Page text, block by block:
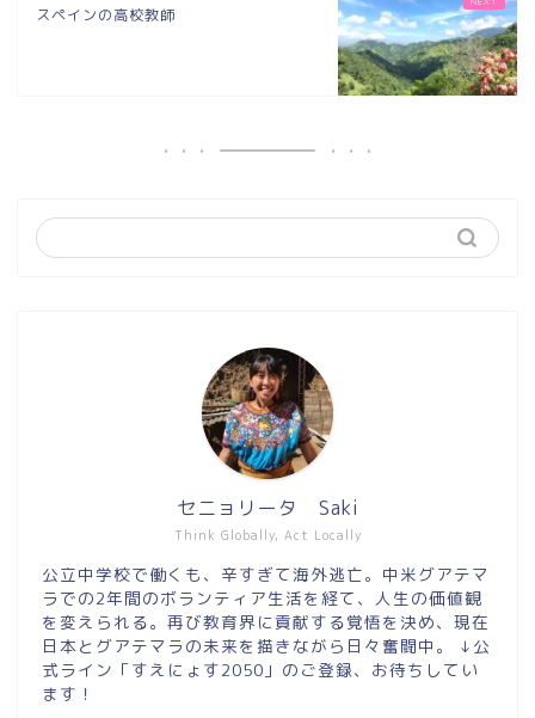
スペインの高校教師
Think Globally, Act Locally
セニョリータ Saki
公立中学校で働くも、辛すぎて海外逃亡。中米グアテマ
ラでの2年間のボランティア生活を経て、人生の価値観
を変えられる。再び教育界に貢献する覚悟を決め、現在
日本とグアテマラの未来を描きながら日々奮闘中。 ↓公
式ライン「すえにょす2050」のご登録、お待ちしてい
ます！